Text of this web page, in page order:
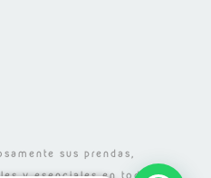
sus prendas,